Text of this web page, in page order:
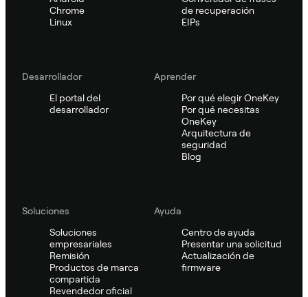
Chrome
Linux
de recuperación
EIPs
Desarrollador
El portal del
desarrollador
Aprender
Por qué elegir OneKey
Por qué necesitas
OneKey
Arquitectura de
seguridad
Blog
Soluciones
Soluciones
empresariales
Remisión
Productos de marca
compartida
Revendedor oficial
Ayuda
Centro de ayuda
Presentar una solicitud
Actualización de
firmware